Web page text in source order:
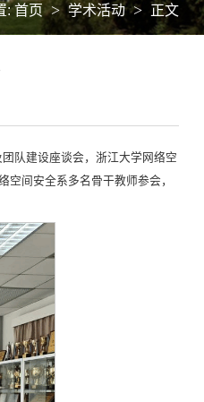
:首页 > 学术活动 > 正文
队建设座谈会，浙江大学网络空
间安全系多名骨干教师参会，